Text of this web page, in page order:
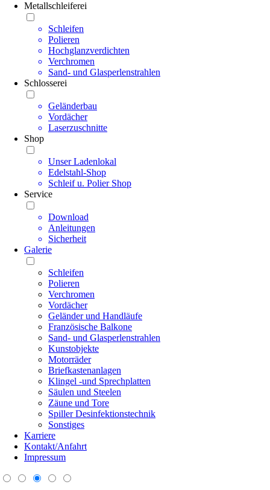
Metallschleiferei
Schleifen
Polieren
Hochglanzverdichten
Verchromen
Sand- und Glasperlenstrahlen
Schlosserei
Geländerbau
Vordächer
Laserzuschnitte
Shop
Unser Ladenlokal
Edelstahl-Shop
Schleif u. Polier Shop
Service
Download
Anleitungen
Sicherheit
Galerie
Schleifen
Polieren
Verchromen
Vordächer
Geländer und Handläufe
Französische Balkone
Sand- und Glasperlenstrahlen
Kunstobjekte
Motorräder
Briefkastenanlagen
Klingel -und Sprechplatten
Säulen und Steelen
Zäune und Tore
Spiller Desinfektionstechnik
Sonstiges
Karriere
Kontakt/Anfahrt
Impressum